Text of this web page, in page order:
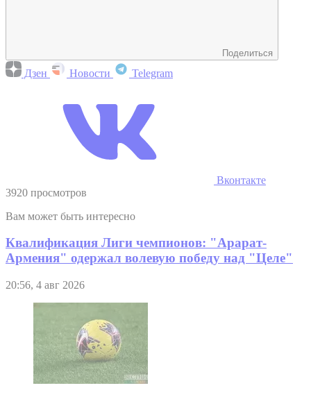
Поделиться
Дзен Новости Telegram
Вконтакте
3920 просмотров
Вам может быть интересно
Квалификация Лиги чемпионов: "Арарат-
Армения" одержал волевую победу над "Целе"
20:56, 4 авг 2026